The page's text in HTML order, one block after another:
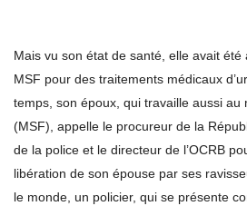
Mais vu son état de santé, elle avait été
MSF pour des traitements médicaux
temps, son époux, qui travaille aussi au
(MSF), appelle le procureur de la
de la police et le directeur de l’OCRB
libération de son épouse par ses
le monde, un policier, qui se présente